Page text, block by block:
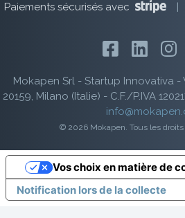
Paiements sécurisés avec
Mokapen Srl - Startup Innovativa -
20159, Milano (Italie) - C.F./P.IVA
© 2026 Mokapen. Tous les
Notification lors de la collecte
Vos choix en matière de